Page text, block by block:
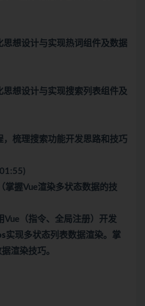
想设计与实现热词组件及数据
想设计与实现搜索列表组件及
梳理搜索功能开发思路和技巧
掌握Vue渲染多状态数据的技
Vue（指令、全局注册）开发
实现多状态列表数据渲染。掌
渲染技巧。